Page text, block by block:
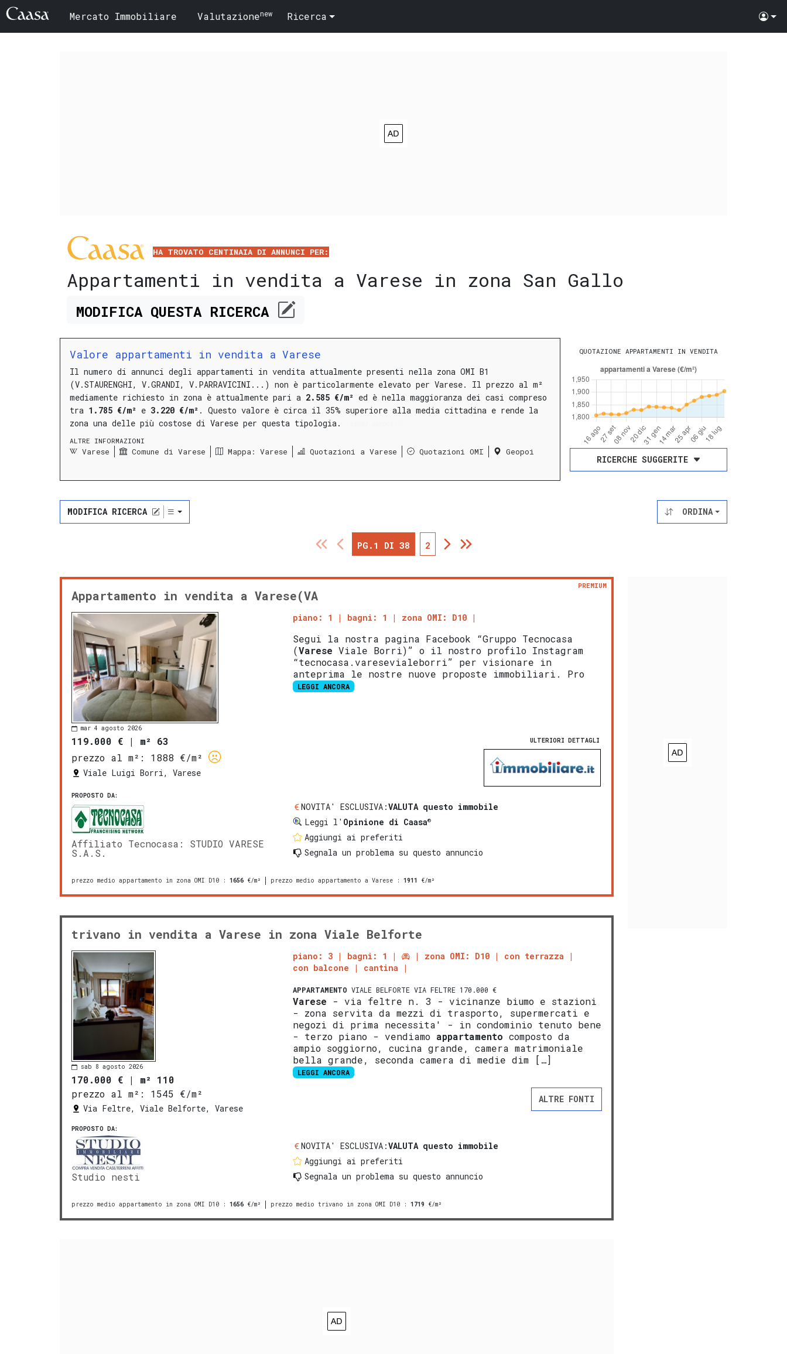
Mercato Immobiliare Valutazionenew Ricerca
HA TROVATO CENTINAIA DI ANNUNCI PER:
Appartamenti in vendita a Varese in zona San Gallo
MODIFICA QUESTARICERCA
Valore appartamenti in vendita a Varese
Il numero di annunci degli appartamenti in vendita attualmente presenti nella zona OMI B1
(V.STAURENGHI, V.GRANDI, V.PARRAVICINI...) non è particolarmente elevato per Varese.
Il prezzo al m²
mediamente richiesto in zona è attualmente pari a 2.585 €/m² ed è nella maggioranza dei casi compreso
tra 1.785 €/m² e 3.220 €/m² . Questo valore è circa il 35% superiore alla media cittadina e rende la
zona una delle più costose di Varese per questa tipologia.
ALTRE INFORMAZIONI
Varese Comune di Varese Mappa: Varese Quotazioni a Varese Quotazioni OMI Geopoi
QUOTAZIONE APPARTAMENTI IN VENDITA
RICERCHE SUGGERITE
MODIFICA RICERCA ORDINA
PG.1 DI 38 2
Appartamento in vendita a Varese(VA
PREMIUM
mar 4 agosto 2026
119.000 € | m² 63
prezzo al m²:
1888 €/m²
Viale Luigi Borri, Varese
PROPOSTO DA:
Affiliato Tecnocasa: STUDIO VARESE
S.A.S.
piano: 1 bagni: 1 zona OMI: D10
Segui la nostra pagina Facebook “Gruppo Tecnocasa
(Varese Viale Borri)” o il nostro profilo Instagram
“tecnocasa.varesevialeborri” per visionare in
anteprima le nostre nuove proposte immobiliari. Pro
LEGGI ANCORA
ULTERIORI DETTAGLI
NOVITA' ESCLUSIVA:VALUTA questo immobile
Leggi l' Opinione di Caasa®
Aggiungi ai preferiti
Segnala un problema su questo annuncio
prezzo medio appartamento in zona OMI D10 : 1656 €/m² prezzo medio appartamento a Varese : 1911 €/m²
trivano in vendita a Varese in zona Viale Belforte
sab 8 agosto 2026
170.000 € | m² 110
prezzo al m²:
1545 €/m²
Via Feltre, Viale Belforte, Varese
PROPOSTO DA:
Studio nesti
piano: 3 bagni: 1 zona OMI: D10
con terrazza
con balcone
cantina
APPARTAMENTO VIALE BELFORTE VIA FELTRE 170.000 €
Varese - via feltre n. 3 - vicinanze biumo e stazioni
- zona servita da mezzi di trasporto, supermercati e
negozi di prima necessita' - in condominio tenuto bene
- terzo piano - vendiamo appartamento composto da
ampio soggiorno, cucina grande, camera matrimoniale
bella grande, seconda camera di medie dim […]
LEGGI ANCORA
ALTRE FONTI
NOVITA' ESCLUSIVA:VALUTA questo immobile
Aggiungi ai preferiti
Segnala un problema su questo annuncio
prezzo medio appartamento in zona OMI D10 : 1656 €/m² prezzo medio trivano in zona OMI D10 : 1719 €/m²